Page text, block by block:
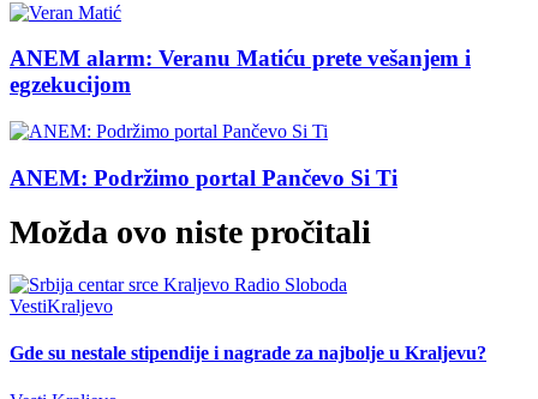
ANEM alarm: Veranu Matiću prete vešanjem i
egzekucijom
ANEM: Podržimo portal Pančevo Si Ti
Možda ovo niste pročitali
VestiKraljevo
Gde su nestale stipendije i nagrade za najbolje u Kraljevu?